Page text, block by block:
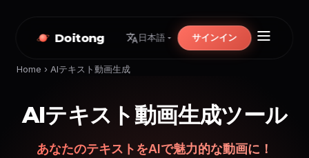
Doitong 日本語 サインイン
Home › AIテキスト動画生成
AIテキスト動画生成ツール
あなたのテキストをAIで魅力的な動画に！